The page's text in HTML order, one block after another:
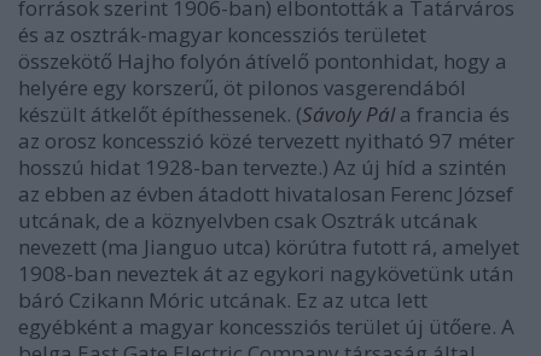
források szerint 1906-ban) elbontották a Tatárváros
és az osztrák-magyar koncessziós területet
összekötő Hajho folyón átívelő pontonhidat, hogy a
helyére egy korszerű, öt pilonos vasgerendából
készült átkelőt építhessenek. (Sávoly Pála francia és
az orosz koncesszió közé tervezett nyitható 97 méter
hosszú hidat 1928-ban tervezte.) Az új híd a szintén
az ebben az évben átadott hivatalosan Ferenc József
utcának, de a köznyelvben csak Osztrák utcának
nevezett (ma Jianguo utca) körútra futott rá, amelyet
1908-ban neveztek át az egykori nagykövetünk után
báró Czikann Móric utcának. Ez az utca lett
egyébként a magyar koncessziós terület új ütőere. A